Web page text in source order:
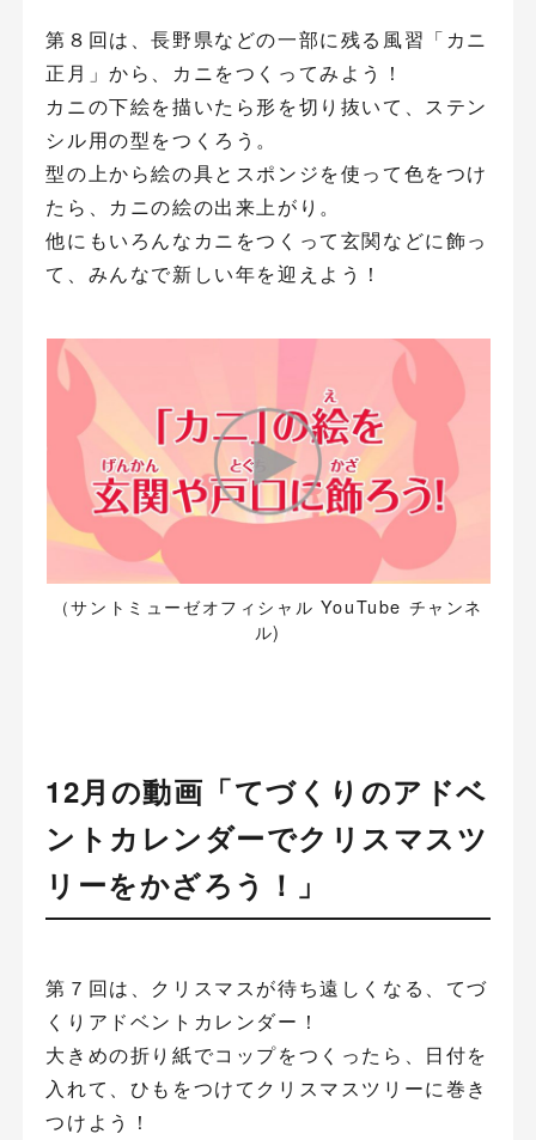
第８回は、長野県などの一部に残る風習「カニ
正月」から、カニをつくってみよう！
カニの下絵を描いたら形を切り抜いて、ステン
シル用の型をつくろう。
型の上から絵の具とスポンジを使って色をつけ
たら、カニの絵の出来上がり。
他にもいろんなカニをつくって玄関などに飾っ
て、みんなで新しい年を迎えよう！
（サントミューゼオフィシャル YouTube チャンネ
ル)
12月の動画「てづくりのアドベ
ントカレンダーでクリスマスツ
リーをかざろう！」
第７回は、クリスマスが待ち遠しくなる、てづ
くりアドベントカレンダー！
大きめの折り紙でコップをつくったら、日付を
入れて、ひもをつけてクリスマスツリーに巻き
つけよう！